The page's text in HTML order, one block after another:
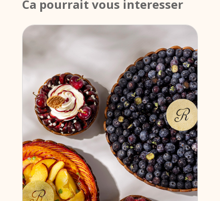
Ca pourrait vous interesser